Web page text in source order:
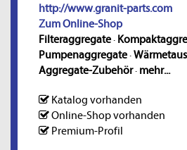
http://www.granit-parts.com
Zum Online-Shop
Filteraggregate·
Pumpenaggregate·
Aggregate-Zubehör· mehr...
Katalog vorhanden
Online-Shop vorhanden
Premium-Profil